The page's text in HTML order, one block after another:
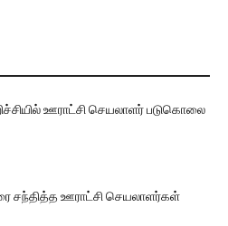
ஊராட்சி செயலாளர் படுகொலை
ஊராட்சி செயலாளர்கள்